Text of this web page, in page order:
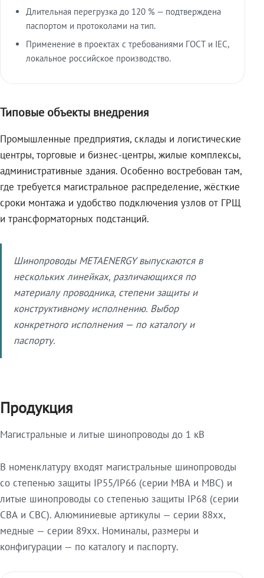
Длительная перегрузка до 120 % — подтверждена
паспортом и протоколами на тип.
Применение в проектах с требованиями ГОСТ и IEC,
локальное российское производство.
Типовые объекты внедрения
Промышленные предприятия, склады и логистические
центры, торговые и бизнес-центры, жилые комплексы,
административные здания. Особенно востребован там,
где требуется магистральное распределение, жёсткие
сроки монтажа и удобство подключения узлов от ГРЩ
и трансформаторных подстанций.
Шинопроводы METAENERGY выпускаются в
нескольких линейках, различающихся по
материалу проводника, степени защиты и
конструктивному исполнению. Выбор
конкретного исполнения — по каталогу и
паспорту.
Продукция
Магистральные и литые шинопроводы до 1 кВ
В номенклатуру входят магистральные шинопроводы
со степенью защиты IP55/IP66 (серии МВА и МВС) и
литые шинопроводы со степенью защиты IP68 (серии
СВА и СВС). Алюминиевые артикулы — серии 88xx,
медные — серии 89xx. Номиналы, размеры и
конфигурации — по каталогу и паспорту.